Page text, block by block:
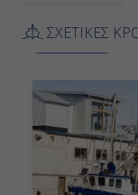
Κρουαζιερα
Κρουαζιερες
11ημερη
Κρουαζιερα
ΣΧΕΤΙΚΕΣ